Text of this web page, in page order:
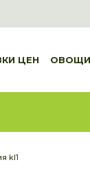
ЦЕН ОВОЩИ
kl1